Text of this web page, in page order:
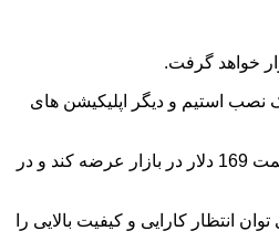
کلاود بوک نصب استیم و دیگر اپلیکیشن های
یازده اینچی را از این ماه، به قیمت 169 دلار در بازار عرضه کند و در
انتظار کارایی و کیفیت بالایی را